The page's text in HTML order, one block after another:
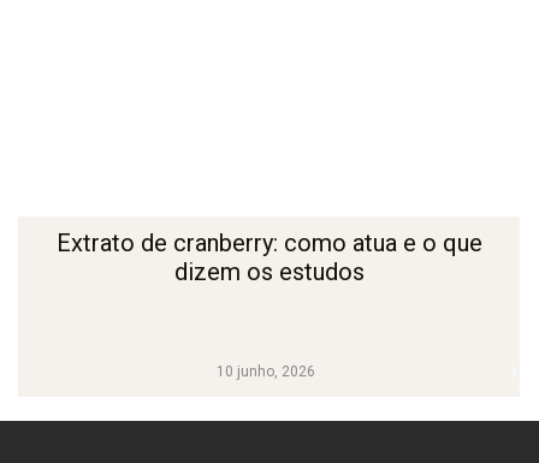
10 junho, 2026
Extrato de cranberry: como atua e o que
dizem os estudos